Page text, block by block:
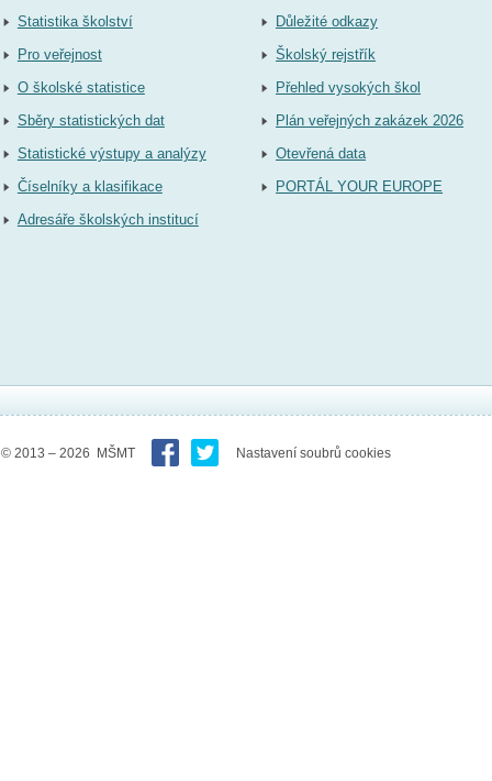
Statistika školství
Pro veřejnost
O školské statistice
Sběry statistických dat
Statistické výstupy a analýzy
Číselníky a klasifikace
Adresáře školských institucí
Důležité odkazy
Školský rejstřík
Přehled vysokých škol
Plán veřejných zakázek 2026
Otevřená data
PORTÁL YOUR EUROPE
© 2013 – 2026 MŠMT Nastavení soubrů cookies